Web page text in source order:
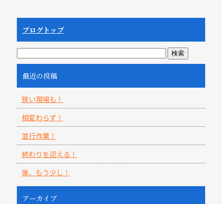
ブログトップ
最近の投稿
狭い現場も！
相変わらず！
並行作業！
終わりを迎える！
後、もう少し！
アーカイブ